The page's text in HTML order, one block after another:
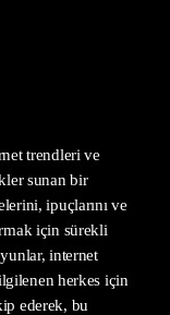
trendleri ve
sunan bir
ipuçlarını ve
için sürekli
internet
herkes için
ederek, bu